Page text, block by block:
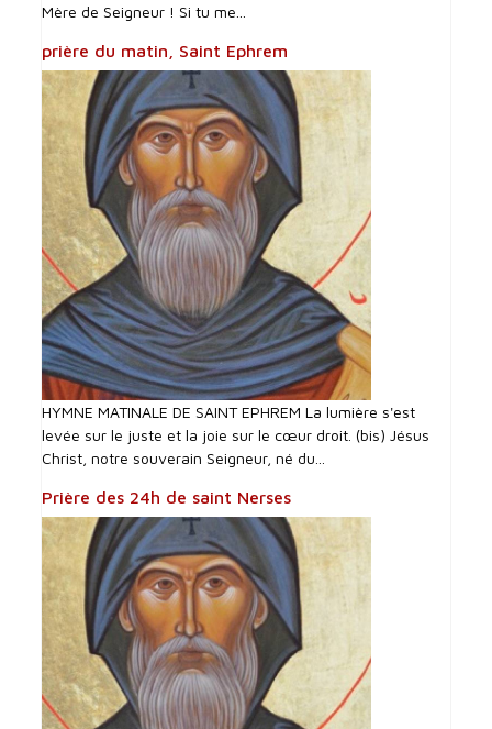
Mère de Seigneur ! Si tu me...
prière du matin, Saint Ephrem
HYMNE MATINALE DE SAINT EPHREM La lumière s'est
levée sur le juste et la joie sur le cœur droit. (bis) Jésus
Christ, notre souverain Seigneur, né du...
Prière des 24h de saint Nerses